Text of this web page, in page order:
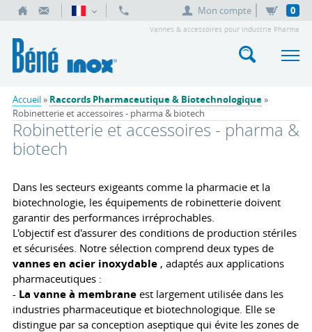
Mon compte 0
Vannes & accessoires pour industrie Pharma
Accueil» Raccords Pharmaceutique & Biotechnologique»
Robinetterie et accessoires - pharma & biotech
Robinetterie et accessoires - pharma &
biotech
Dans les secteurs exigeants comme la pharmacie et la
biotechnologie, les équipements de robinetterie doivent
garantir des performances irréprochables.
L'objectif est d'assurer des conditions de production stériles
et sécurisées. Notre sélection comprend deux types de
vannes en acier inoxydable, adaptés aux applications
pharmaceutiques :
- La vanne à membraneest largement utilisée dans les
industries pharmaceutique et biotechnologique. Elle se
distingue par sa conception aseptique qui évite les zones de